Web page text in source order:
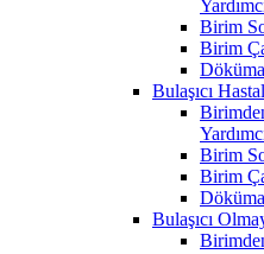
Birim
Birim
Bulaşıcı
Birim
Birim
Bulaşıcı